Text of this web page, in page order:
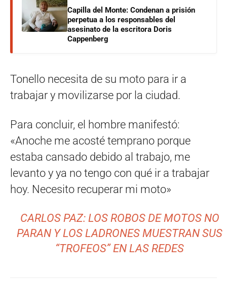
Capilla del Monte: Condenan a prisión
perpetua a los responsables del
asesinato de la escritora Doris
Cappenberg
Tonello necesita de su moto para ir a
trabajar y movilizarse por la ciudad.
Para concluir, el hombre manifestó:
«Anoche me acosté temprano porque
estaba cansado debido al trabajo, me
levanto y ya no tengo con qué ir a trabajar
hoy. Necesito recuperar mi moto»
CARLOS PAZ: LOS ROBOS DE MOTOS NO
PARAN Y LOS LADRONES MUESTRAN SUS
“TROFEOS” EN LAS REDES